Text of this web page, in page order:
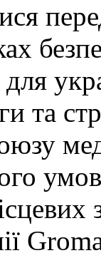
та